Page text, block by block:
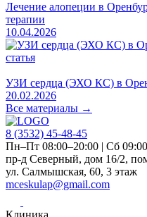
Лечение алопеции в
терапии
10.04.2026
статья
УЗИ сердца (ЭХО КС) в
20.02.2026
Все материалы →
8 (3532) 45-48-45
Пн–Пт 08:00–20:00 | Сб
пр-д Северный, дом 16/2,
ул. Салмышская, 60, 3 этаж
mceskulap@gmail.com
Клиника